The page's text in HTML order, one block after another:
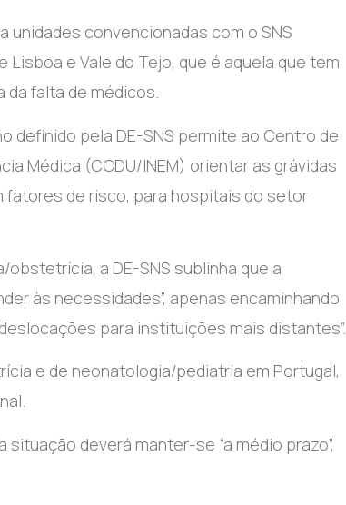
unidades convencionadas com o SNS
e Vale do Tejo, que é aquela que tem
falta de médicos.
definido pela DE-SNS permite ao Centro de
Médica (CODU/INEM) orientar as grávidas
fatores de risco, para hospitais do setor
a DE-SNS sublinha que a
às necessidades”, apenas encaminhando
para instituições mais distantes”.
e de neonatologia/pediatria em Portugal,
deverá manter-se “a médio prazo”,